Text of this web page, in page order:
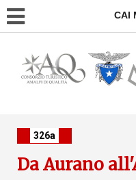
CAI
326a
Da Aurano